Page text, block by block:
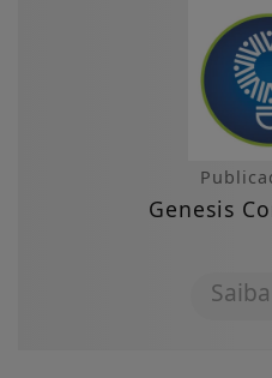
Genesis